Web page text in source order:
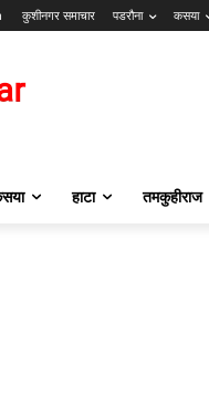
कुशीनगर समाचार पडरौना कसया
हाटा तमकुहीराज